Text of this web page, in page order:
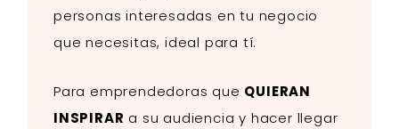
personas interesadas en tu negocio
que necesitas, ideal para tí.
Para emprendedoras que QUIERAN
INSPIRAR a su audiencia y hacer llegar